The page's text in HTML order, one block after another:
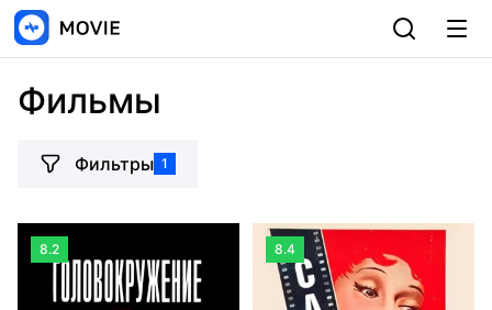
Фильмы
Фильтры 1
8.2 8.4